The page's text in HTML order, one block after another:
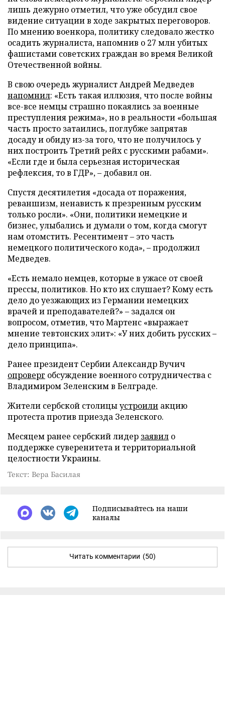
лишь дежурно отметил, что уже обсудил свое
видение ситуации в ходе закрытых переговоров.
По мнению военкора, политику следовало жестко
осадить журналиста, напомнив о 27 млн убитых
фашистами советских граждан во время Великой
Отечественной войны.
В свою очередь журналист Андрей Медведев
напомнил: «Есть такая иллюзия, что после войны
все-все немцы страшно покаялись за военные
преступления режима», но в реальности «большая
часть просто затаились, поглубже запрятав
досаду и обиду из-за того, что не получилось у
них построить Третий рейх с русскими рабами».
«Если где и была серьезная историческая
рефлексия, то в ГДР», – добавил он.
Спустя десятилетия «досада от поражения,
реваншизм, ненависть к презренным русским
только росли». «Они, политики немецкие и
бизнес, улыбались и думали о том, когда смогут
нам отомстить. Ресентимент – это часть
немецкого политического кода», – продолжил
Медведев.
«Есть немало немцев, которые в ужасе от своей
прессы, политиков. Но кто их слушает? Кому есть
дело до уезжающих из Германии немецких
врачей и преподавателей?» – задался он
вопросом, отметив, что Мартенс «выражает
мнение тевтонских элит»: «У них добить русских –
дело принципа».
Ранее президент Сербии Александр Вучич
опроверг обсуждение военного сотрудничества с
Владимиром Зеленским в Белграде.
Жители сербской столицыустроили акцию
протеста против приезда Зеленского.
Месяцем ранее сербский лидер заявил о
поддержке суверенитета и территориальной
целостности Украины.
Текст: Вера Басилая
Подписывайтесь на наши
каналы
Читать комментарии (50)